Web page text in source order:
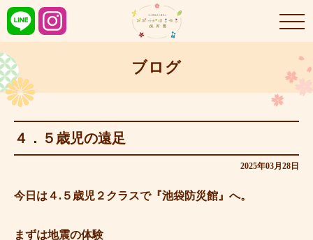
ブログ
４．５歳児の遠足
2025年03月28日
今日は４.５歳児２クラスで『池袋防災館』へ。
まずは地震の体験